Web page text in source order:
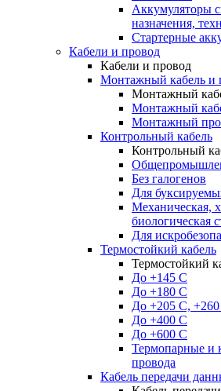
Аккумуляторы
назначения,
Стартерные
Кабели и провод
Кабели и провод
Монтажный кабель и
Монтажный
Монтажный
Монтажный
Контрольный кабель
Контрольный
Без галогенов
Для
Механическая,
биологическая
Для
Термостойкий кабель
Термостойкий
До +145 С
До +180 C
До +205 С,
До +400 C
До +600 С
Термопарные и
провода
Кабель передачи